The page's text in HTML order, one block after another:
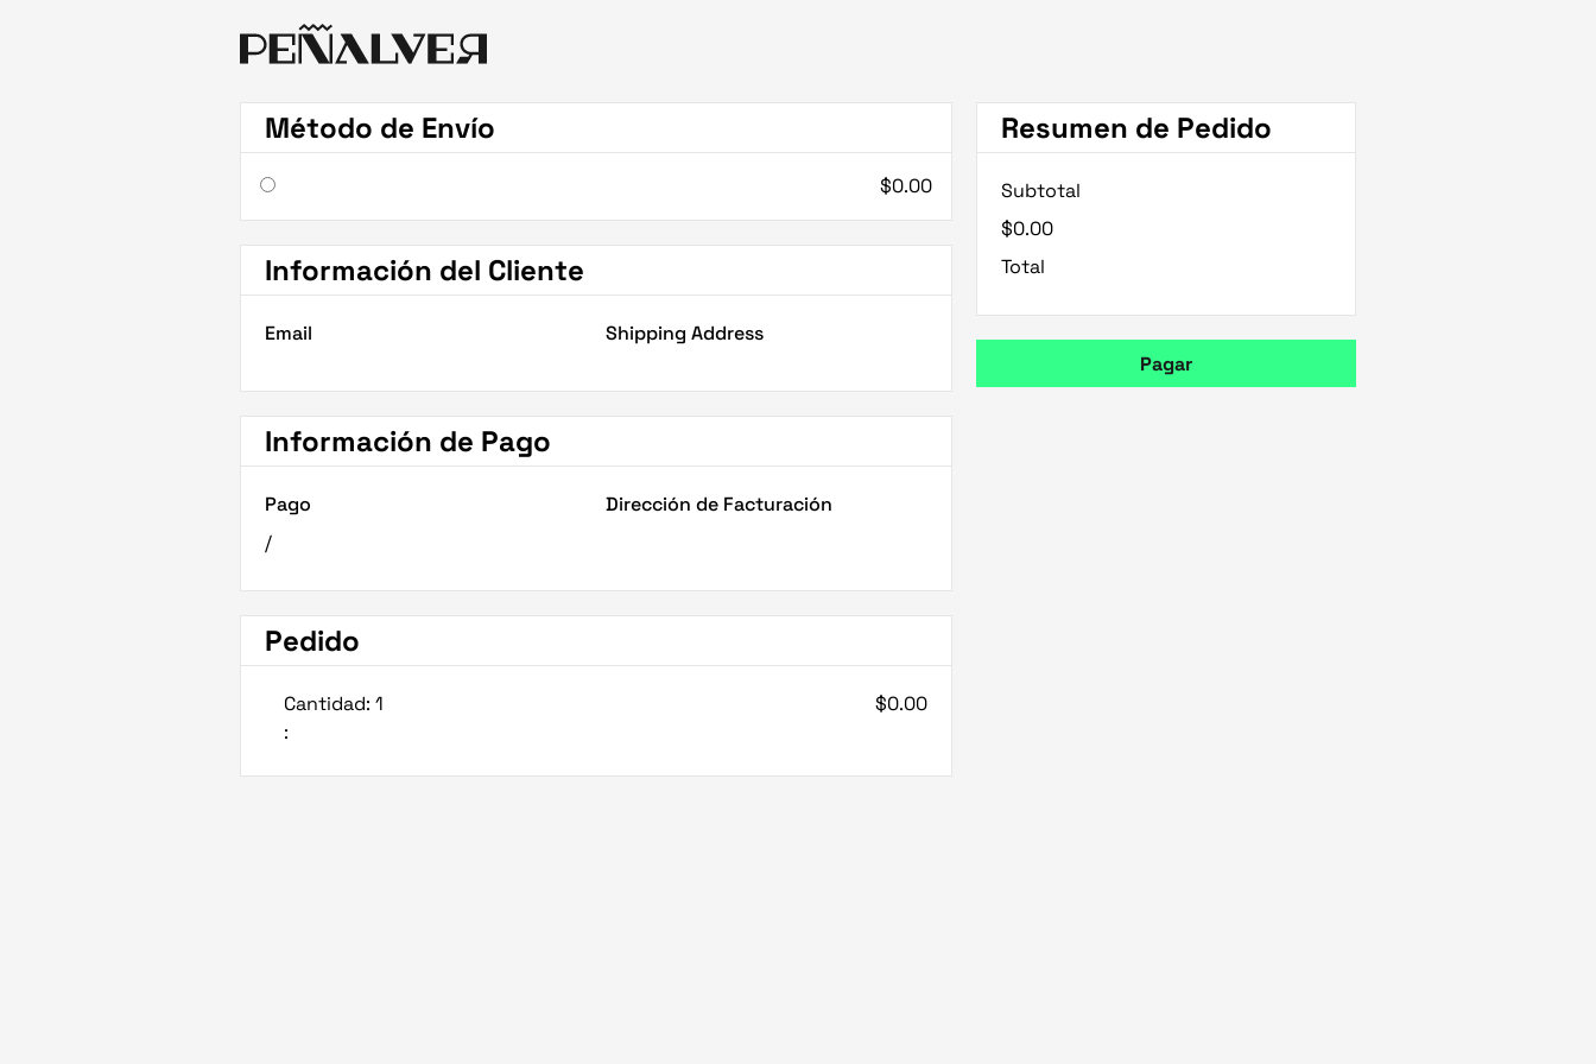
Método de Envío
$0.00
Información del Cliente
Email Shipping Address
Información de Pago
Pago
/
Dirección de Facturación
Pedido
1
:
$0.00
Resumen de Pedido
Subtotal
$0.00
Total
Pagar